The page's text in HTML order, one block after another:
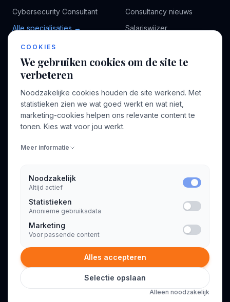
Cybersecurity Consultant
Alle specialisaties →
Consultancy nieuws
Salariswijzer
BEDRIJF
Over ons
Voor opdrachtgevers
Profiel aanmaken
INFORMATIE
Algemene voorwaarden
Privacyverklaring
© 2026 Consultant.nl. Alle rechten voorbehouden.
COOKIES
We gebruiken cookies om de site te
verbeteren
Noodzakelijke cookies houden de site werkend. Met
statistieken zien we wat goed werkt en wat niet,
marketing-cookies helpen ons relevante content te
tonen. Kies wat voor jou werkt.
Meer informatie
Noodzakelijk
Altijd actief
Statistieken
Anonieme gebruiksdata
Marketing
Voor passende content
Alles accepteren
Selectie opslaan
Alleen noodzakelijk